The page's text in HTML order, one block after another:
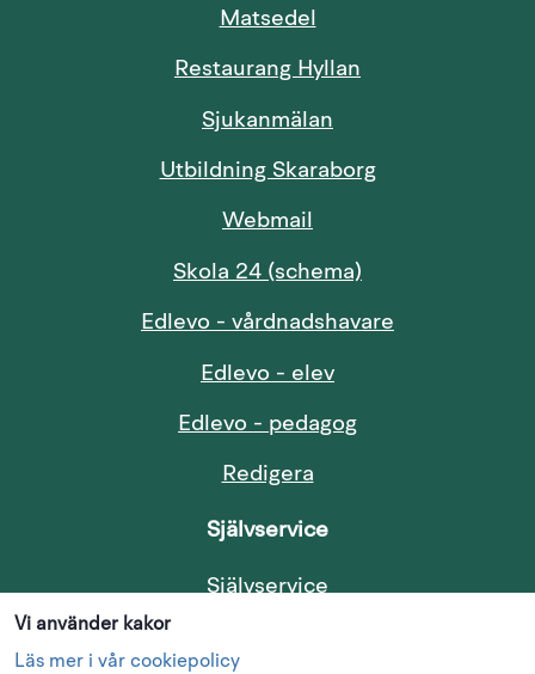
Vi använder kakor
Läs mer i vår cookiepolicy
Matsedel
Restaurang Hyllan
Sjukanmälan
Utbildning SkaraborgLänk till annan
Webmail
Skola 24 (schema)
Edlevo - vårdnadshavare
Edlevo - elevLänk till annan
Edlevo - pedagogLänk till annan
Redigera
Självservice
Självservice